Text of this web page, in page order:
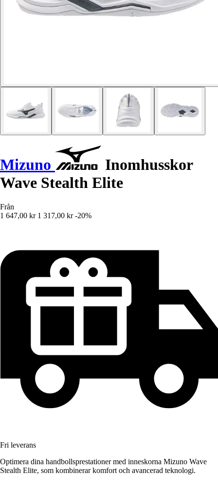
Mizuno
Inomhusskor
Wave Stealth Elite
Från
1 647,00 kr 1 317,00 kr -20%
Fri leverans
Optimera dina handbollsprestationer med inneskorna Mizuno Wave
Stealth Elite, som kombinerar komfort och avancerad teknologi.